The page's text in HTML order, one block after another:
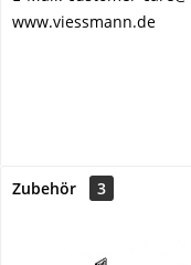
www.viessmann.de
Zubehör 3